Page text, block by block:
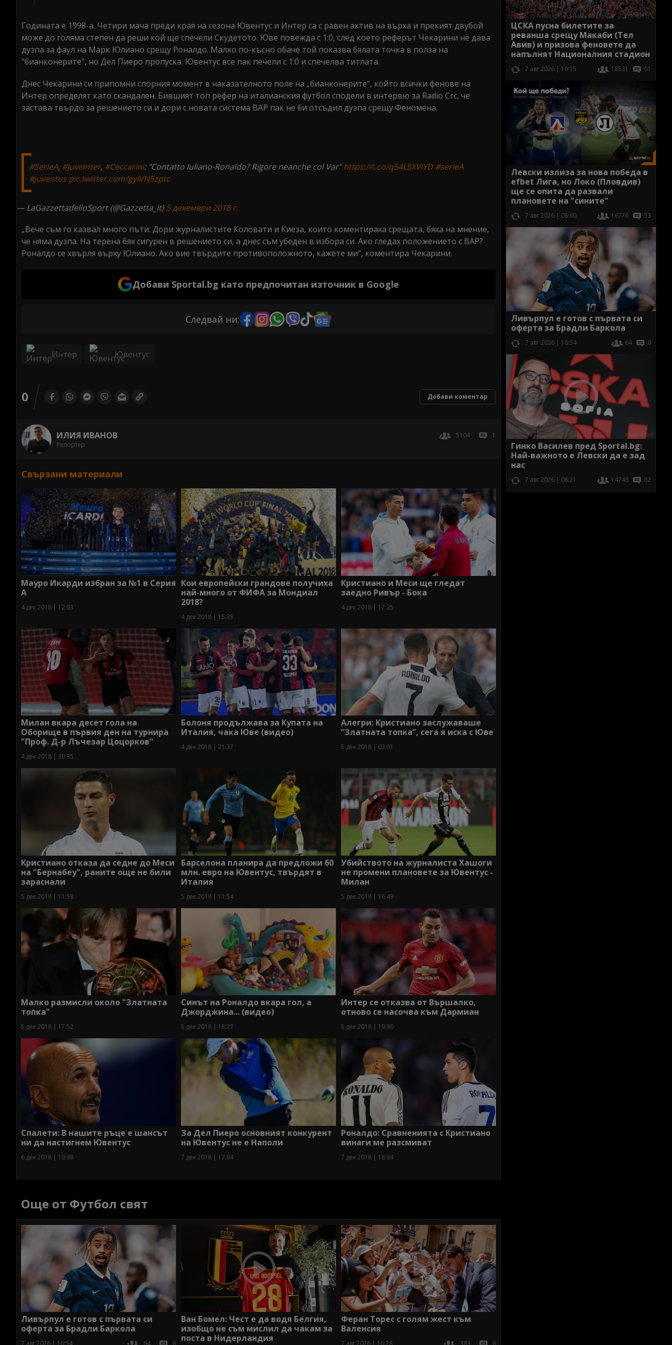
Годината е 1998-а. Четири мача преди края на сезона Ювентус и Интер са с равен актив на върха и прекият двубой
може до голяма степен да реши кой ще спечели Скудетото. Юве повежда с 1:0, след което реферът Чекарини не дава
дузпа за фаул на Марк Юлиано срещу Роналдо. Малко по-късно обаче той показва бялата точка в полза на
"бианконерите", но Дел Пиеро пропуска. Ювентус все пак печели с 1:0 и спечелва титлата.
Днес Чекарини си припомни спорния момент в наказателното поле на „бианконерите“, който всички фенове на
Интер определят като скандален. Бившият топ рефер на италианския футбол сподели в интервю за Radio Crc, че
застава твърдо за решението си и дори с новата система ВАР пак не би отсъдил дузпа срещу Феномена.
#SerieA, #JuveInter, #Ceccarini: "Contatto Iuliano-Ronaldo? Rigore neanche col Var"https://t.co/q54LSXViYD #serieA
#juventus pic.twitter.com/gyIVN5zptc
— LaGazzettadelloSport (@Gazzetta_it)5 декември 2018 г.
„Вече съм го казвал много пъти. Дори журналистите Коловати и Киеза, които коментираха срещата, бяха на мнение,
че няма дузпа. На терена бях сигурен в решението си, а днес съм убеден в избора си. Ако гледах положението с ВАР?
Роналдо се хвърля върху Юлиано. Ако вие твърдите противоположното, кажете ми“, коментира Чекарини.
Добави Sportal.bg като предпочитан източник в Google
Следвай ни:
Интер Ювентус
0 Добави коментар
ИЛИЯ ИВАНОВ
Репортер
5104 1
Свързани материали
Мауро Икарди избран за №1 в Серия
А
4 дек 2018 | 12:03
Кои европейски грандове получиха
най-много от ФИФА за Мондиал
2018?
4 дек 2018 | 15:35
Кристиано и Меси ще гледат
заедно Ривър - Бока
4 дек 2018 | 17:25
Милан вкара десет гола на
Оборище в първия ден на турнира
"Проф. Д-р Лъчезар Цоцорков"
4 дек 2018 | 20:35
Болоня продължава за Купата на
Италия, чака Юве (видео)
4 дек 2018 | 21:37
Алегри: Кристиано заслужаваше
“Златната топка”, сега я иска с Юве
5 дек 2018 | 03:01
Кристиано отказа да седне до Меси
на "Бернабеу", раните още не били
зараснали
5 дек 2018 | 11:58
Барселона планира да предложи 60
млн. евро на Ювентус, твърдят в
Италия
5 дек 2018 | 11:54
Убийството на журналиста Хашоги
не промени плановете за Ювентус -
Милан
5 дек 2018 | 16:49
Малко размисли около "Златната
топка"
5 дек 2018 | 17:52
Синът на Роналдо вкара гол, а
Джорджина... (видео)
5 дек 2018 | 18:27
Интер се отказва от Вършалко,
отново се насочва към Дармиан
5 дек 2018 | 19:00
Спалети: В нашите ръце е шансът
ни да настигнем Ювентус
6 дек 2018 | 19:08
За Дел Пиеро основният конкурент
на Ювентус не е Наполи
7 дек 2018 | 17:04
Роналдо: Сравненията с Кристиано
винаги ме разсмиват
7 дек 2018 | 18:04
Още от Футбол свят
Ливърпул е готов с първата си
оферта за Брадли Баркола
7 авг 2026 | 16:54 64 0
Ван Бомел: Чест е да водя Белгия,
изобщо не съм мислил да чакам за
поста в Нидерландия
Феран Торес с голям жест към
Валенсия
7 авг 2026 | 16:28 383 0
ЦСКА пусна билетите за
реванша срещу Макаби (Тел
Авив) и призова феновете да
напълнят Националния стадион
7 авг 2026 | 10:15 18531 61
Левски излиза за нова победа в
efbet Лига, но Локо (Пловдив)
ще се опита да развали
плановете на "сините"
7 авг 2026 | 08:00 16776 53
Ливърпул е готов с първата си
оферта за Брадли Баркола
7 авг 2026 | 16:54 64 0
Гинко Василев пред Sportal.bg:
Най-важното е Левски да е зад
нас
7 авг 2026 | 08:21 14746 82